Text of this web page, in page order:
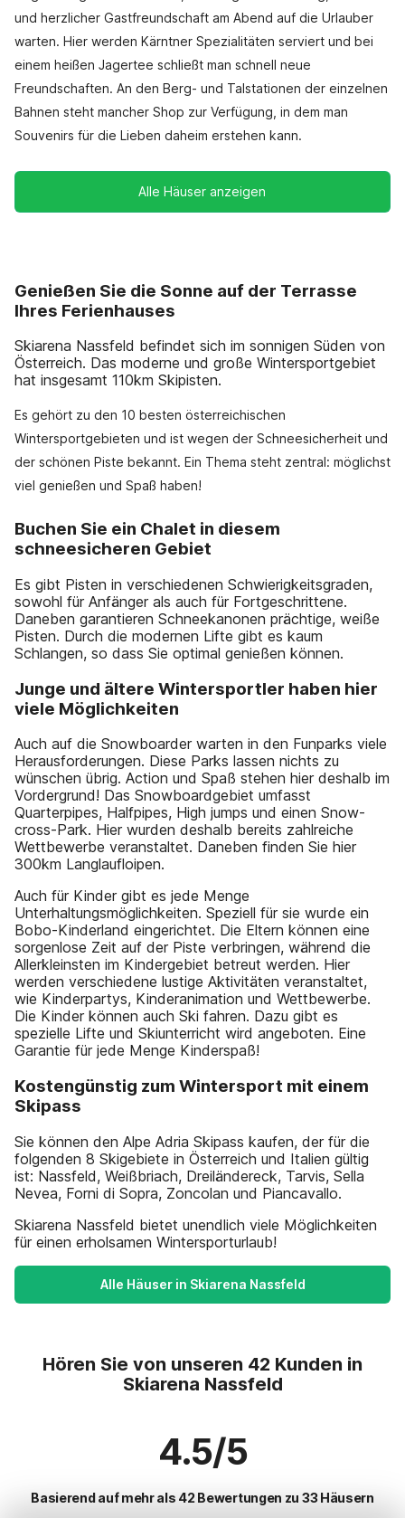
und herzlicher Gastfreundschaft am Abend auf die Urlauber
warten. Hier werden Kärntner Spezialitäten serviert und bei
einem heißen Jagertee schließt man schnell neue
Freundschaften. An den Berg- und Talstationen der einzelnen
Bahnen steht mancher Shop zur Verfügung, in dem man
Souvenirs für die Lieben daheim erstehen kann.
Alle Häuser anzeigen
Genießen Sie die Sonne auf der Terrasse
Ihres Ferienhauses
Skiarena Nassfeld befindet sich im sonnigen Süden von
Österreich. Das moderne und große Wintersportgebiet
hat insgesamt 110km Skipisten.
Es gehört zu den 10 besten österreichischen
Wintersportgebieten und ist wegen der Schneesicherheit und
der schönen Piste bekannt. Ein Thema steht zentral: möglichst
viel genießen und Spaß haben!
Buchen Sie ein Chalet in diesem
schneesicheren Gebiet
Es gibt Pisten in verschiedenen Schwierigkeitsgraden,
sowohl für Anfänger als auch für Fortgeschrittene.
Daneben garantieren Schneekanonen prächtige, weiße
Pisten. Durch die modernen Lifte gibt es kaum
Schlangen, so dass Sie optimal genießen können.
Junge und ältere Wintersportler haben hier
viele Möglichkeiten
Auch auf die Snowboarder warten in den Funparks viele
Herausforderungen. Diese Parks lassen nichts zu
wünschen übrig. Action und Spaß stehen hier deshalb im
Vordergrund! Das Snowboardgebiet umfasst
Quarterpipes, Halfpipes, High jumps und einen Snow-
cross-Park. Hier wurden deshalb bereits zahlreiche
Wettbewerbe veranstaltet. Daneben finden Sie hier
300km Langlaufloipen.
Auch für Kinder gibt es jede Menge
Unterhaltungsmöglichkeiten. Speziell für sie wurde ein
Bobo-Kinderland eingerichtet. Die Eltern können eine
sorgenlose Zeit auf der Piste verbringen, während die
Allerkleinsten im Kindergebiet betreut werden. Hier
werden verschiedene lustige Aktivitäten veranstaltet,
wie Kinderpartys, Kinderanimation und Wettbewerbe.
Die Kinder können auch Ski fahren. Dazu gibt es
spezielle Lifte und Skiunterricht wird angeboten. Eine
Garantie für jede Menge Kinderspaß!
Kostengünstig zum Wintersport mit einem
Skipass
Sie können den Alpe Adria Skipass kaufen, der für die
folgenden 8 Skigebiete in Österreich und Italien gültig
ist: Nassfeld, Weißbriach, Dreiländereck, Tarvis, Sella
Nevea, Forni di Sopra, Zoncolan und Piancavallo.
Skiarena Nassfeld bietet unendlich viele Möglichkeiten
für einen erholsamen Wintersporturlaub!
Alle Häuser in Skiarena Nassfeld
Hören Sie von unseren 42 Kunden in
Skiarena Nassfeld
4.5/5
Basierend auf mehr als 42 Bewertungen zu 33 Häusern